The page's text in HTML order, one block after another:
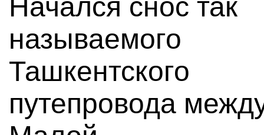
Начался снос так
называемого
Ташкентского
путепровода